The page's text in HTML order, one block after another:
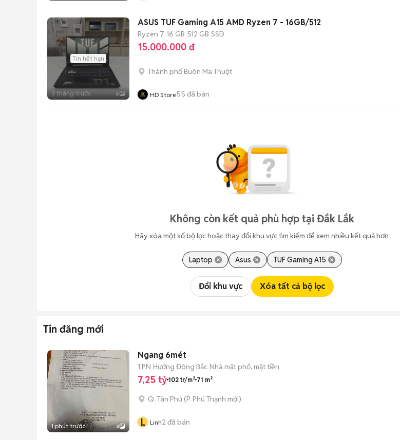
Tin hết hạn
3 tháng trước 6
ASUS TUF Gaming A15 AMD Ryzen 7 - 16GB/512
Ryzen 7 16 GB 512 GB SSD
15.000.000 đ
Thành phố Buôn Ma Thuột
HD Store55 đã bán
Không còn kết quả phù hợp tại Đắk Lắk
Hãy xóa một số bộ lọc hoặc thay đổi khu vực tìm kiếm để xem nhiều kết quả hơn
Laptop Asus TUF Gaming A15
Đổi khu vực Xóa tất cả bộ lọc
Tin đăng mới
1 phút trước 3
Ngang 6mét
1 PN Hướng Đông Bắc Nhà mặt phố, mặt tiền
7,25 tỷ 102 tr/m² 71 m²
Q. Tân Phú (P. Phú Thạnh mới)
L Linh2 đã bán